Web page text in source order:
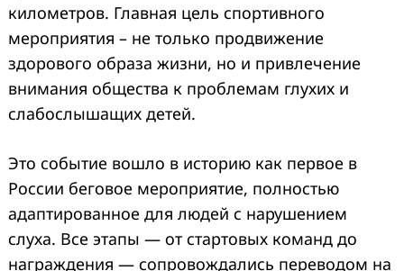
километров. Главная цель спортивного
мероприятия – не только продвижение
здорового образа жизни, но и привлечение
внимания общества к проблемам глухих и
слабослышащих детей.
Это событие вошло в историю как первое в
России беговое мероприятие, полностью
адаптированное для людей с нарушением
слуха. Все этапы — от стартовых команд до
награждения — сопровождались переводом на